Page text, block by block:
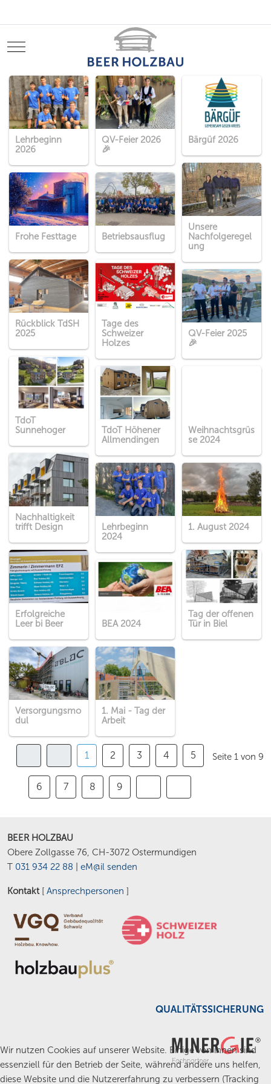
Mobile Menu Toggle
Lehrbeginn
2026
QV-Feier 2026
🎉
Bärgüf 2026
Unsere
Nachfolgeregel
ung
Frohe Festtage Betriebsausflug
Rückblick TdSH
2025
Tage des
Schweizer
Holzes
QV-Feier 2025
🎉
TdoT
Sunnehoger
TdoT Höhener
Allmendingen
Weihnachtsgrüs
se 2024
Nachhaltigkeit
trifft Design
Lehrbeginn
2024
1. August 2024
Erfolgreiche
Leer bi Beer
Tag der offenen
Tür in Biel
BEA 2024
Versorgungsmo
dul
1. Mai - Tag der
Arbeit
Seite 1 von 9
1 2 3 4 5
6 7 8 9
BEER HOLZBAU
Obere Zollgasse 76, CH-3072 Ostermundigen
T 031 934 22 88 eM@il senden
Kontakt [ Ansprechpersonen ]
QUALITÄTSSICHERUNG
Wir nutzen Cookies auf unserer Website. Einige von ihnen sind
essenziell für den Betrieb der Seite, während andere uns helfen,
diese Website und die Nutzererfahrung zu verbessern (Tracking